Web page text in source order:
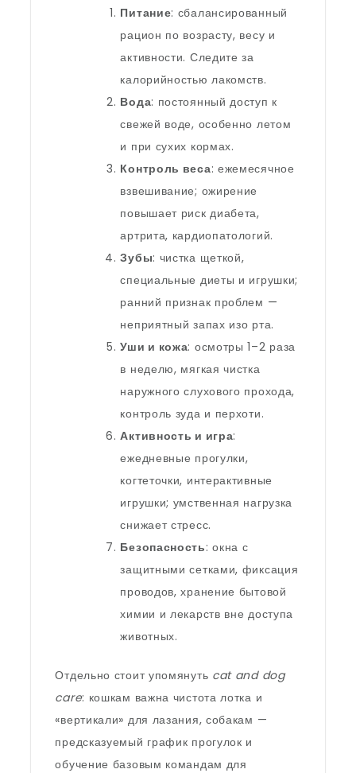
Питание: сбалансированный
рацион по возрасту, весу и
активности. Следите за
калорийностью лакомств.
Вода: постоянный доступ к
свежей воде, особенно летом
и при сухих кормах.
Контроль веса: ежемесячное
взвешивание; ожирение
повышает риск диабета,
артрита, кардиопатологий.
Зубы: чистка щеткой,
специальные диеты и игрушки;
ранний признак проблем —
неприятный запах изо рта.
Уши и кожа: осмотры 1–2 раза
в неделю, мягкая чистка
наружного слухового прохода,
контроль зуда и перхоти.
Активность и игра:
ежедневные прогулки,
когтеточки, интерактивные
игрушки; умственная нагрузка
снижает стресс.
Безопасность: окна с
защитными сетками, фиксация
проводов, хранение бытовой
химии и лекарств вне доступа
животных.
Отдельно стоит упомянуть cat and dog
care: кошкам важна чистота лотка и
«вертикали» для лазания, собакам —
предсказуемый график прогулок и
обучение базовым командам для